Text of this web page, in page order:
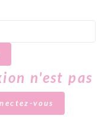
n'est pas
vous